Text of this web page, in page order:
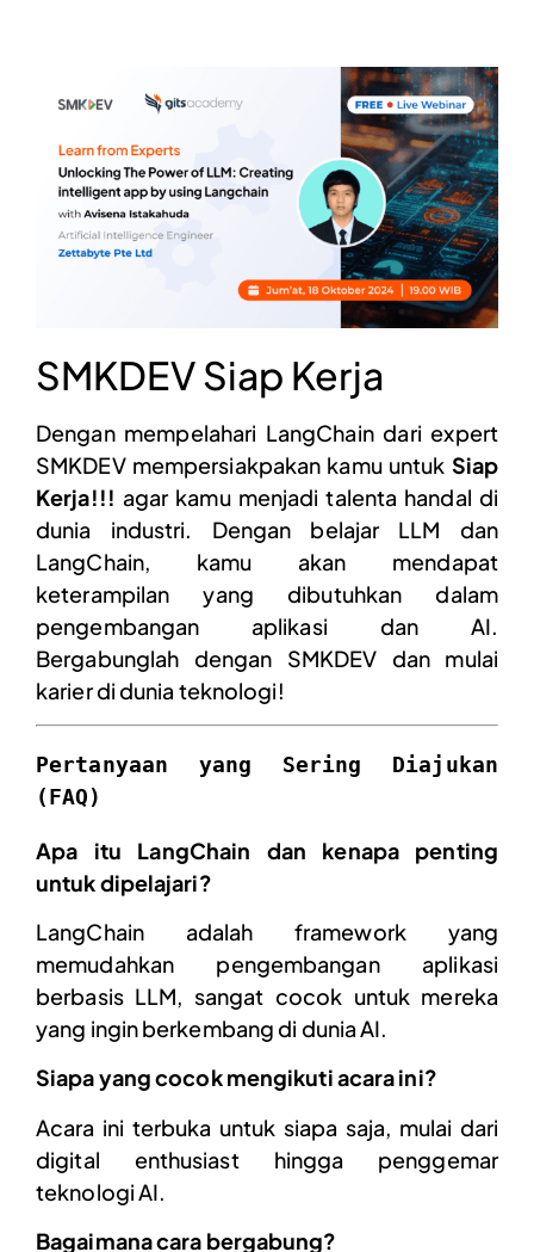
SMKDEV Siap Kerja
Dengan mempelahari LangChain dari expert
SMKDEV mempersiakpakan kamu untuk Siap
Kerja!!! agar kamu menjadi talenta handal di
dunia industri. Dengan belajar LLM dan
LangChain, kamu akan mendapat
keterampilan yang dibutuhkan dalam
pengembangan aplikasi dan AI.
Bergabunglah dengan SMKDEV dan mulai
karier di dunia teknologi!
Pertanyaan yang Sering Diajukan
(FAQ)
Apa itu LangChain dan kenapa penting
untuk dipelajari?
LangChain adalah framework yang
memudahkan pengembangan aplikasi
berbasis LLM, sangat cocok untuk mereka
yang ingin berkembang di dunia AI.
Siapa yang cocok mengikuti acara ini?
Acara ini terbuka untuk siapa saja, mulai dari
digital enthusiast hingga penggemar
teknologi AI.
Bagaimana cara bergabung?